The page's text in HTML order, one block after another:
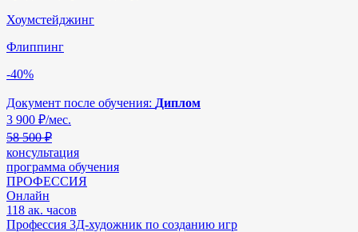
Хоумстейджинг
Флиппинг
-40%
Документ после обучения: Диплом
3 900 ₽/мес.
58 500 ₽
консультация
программа обучения
ПРОФЕССИЯ
Онлайн
118 ак. часов
Профессия 3Д-художник по созданию игр